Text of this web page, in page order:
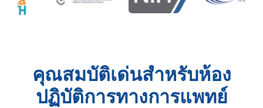
คุณสมบัติเด่นสำหรับห้อง
ปฏิบัติการทางการแพทย์